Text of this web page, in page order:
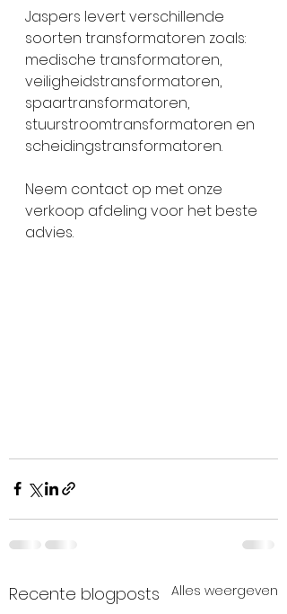
Jaspers levert verschillende
soorten transformatoren zoals:
medische transformatoren,
veiligheidstransformatoren,
spaartransformatoren,
stuurstroomtransformatoren en
scheidingstransformatoren.
Neem contact op met onze
verkoop afdeling voor het beste
advies.
Recente blogposts Alles weergeven